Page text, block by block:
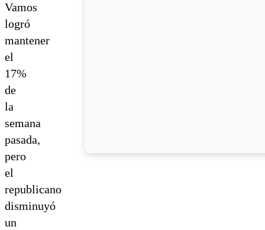
Vamos
logró
mantener
el
17%
de
la
semana
pasada,
pero
el
republicano
disminuyó
un